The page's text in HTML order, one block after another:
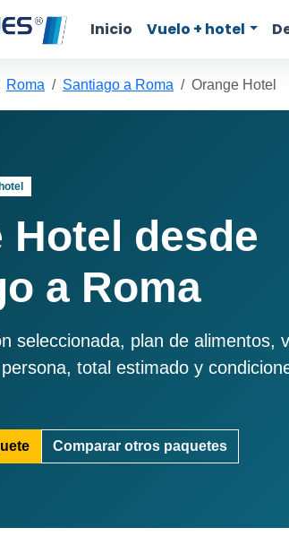
Inicio Vuelo + hotel
Roma Santiago a Roma Orange Hotel
Hotel desde
a Roma
seleccionada, plan de alimentos,
total estimado y
Comparar otros paquetes